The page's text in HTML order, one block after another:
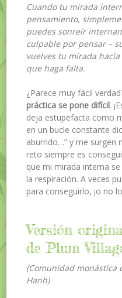
Cuando tu mirada
pensamiento,
puedes sonreír
culpable por pensar –
vuelves tu mirada
que haga falta.
¿Parece muy fácil
práctica se pone difícil.
deja estupefacta como
en un bucle constante
aburrido…” y me surgen
reto siempre es
que mi mirada interna
la respiración. A veces
para conseguirlo, ¡o no
Versión
de Plum
(Comunidad monástica
Hanh)